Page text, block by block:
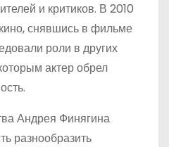
и критиков. В 2010
снявшись в фильме
роли в других
актер обрел
Андрея Финягина
разнообразить